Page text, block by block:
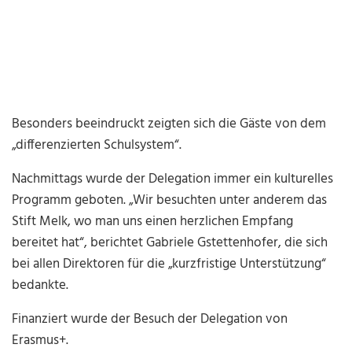
Besonders beeindruckt zeigten sich die Gäste von dem
„differenzierten Schulsystem“.
Nachmittags wurde der Delegation immer ein kulturelles
Programm geboten. „Wir besuchten unter anderem das
Stift Melk, wo man uns einen herzlichen Empfang
bereitet hat“, berichtet Gabriele Gstettenhofer, die sich
bei allen Direktoren für die „kurzfristige Unterstützung“
bedankte.
Finanziert wurde der Besuch der Delegation von
Erasmus+.